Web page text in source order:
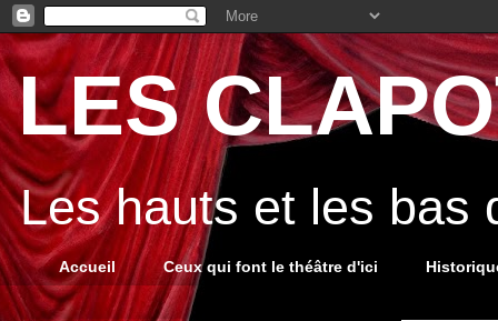
LES
Les hauts et les bas
Accueil Ceux qui font le théâtre d'ici